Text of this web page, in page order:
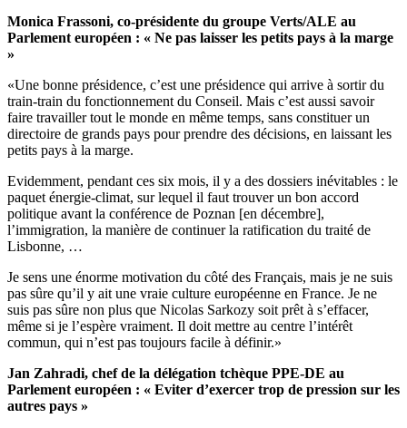
Monica Frassoni, co-présidente du groupe Verts/ALE au
Parlement européen : « Ne pas laisser les petits pays à la marge
»
«Une bonne présidence, c’est une présidence qui arrive à sortir du
train-train du fonctionnement du Conseil. Mais c’est aussi savoir
faire travailler tout le monde en même temps, sans constituer un
directoire de grands pays pour prendre des décisions, en laissant les
petits pays à la marge.
Evidemment, pendant ces six mois, il y a des dossiers inévitables : le
paquet énergie-climat, sur lequel il faut trouver un bon accord
politique avant la conférence de Poznan [en décembre],
l’immigration, la manière de continuer la ratification du traité de
Lisbonne, …
Je sens une énorme motivation du côté des Français, mais je ne suis
pas sûre qu’il y ait une vraie culture européenne en France. Je ne
suis pas sûre non plus que Nicolas Sarkozy soit prêt à s’effacer,
même si je l’espère vraiment. Il doit mettre au centre l’intérêt
commun, qui n’est pas toujours facile à définir.»
Jan Zahradi, chef de la délégation tchèque PPE-DE au
Parlement européen : « Eviter d’exercer trop de pression sur les
autres pays »